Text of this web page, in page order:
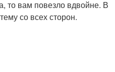
то вам повезло вдвойне. В
со всех сторон.